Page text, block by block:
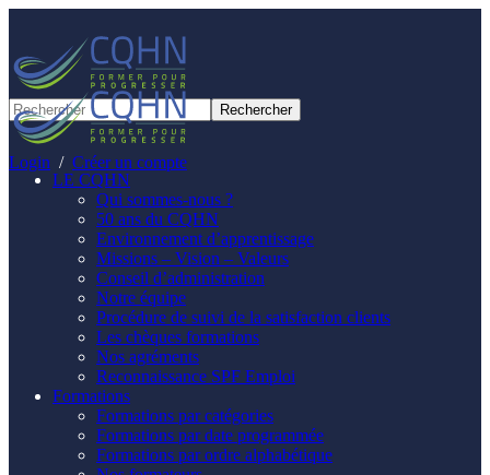
Login / Créer un compte
LE CQHN
Qui sommes-nous ?
50 ans du CQHN
Environnement d’apprentissage
Missions – Vision – Valeurs
Conseil d’administration
Notre équipe
Procédure de suivi de la satisfaction clients
Les chèques formations
Nos agréments
Reconnaissance SPF Emploi
Formations
Formations par catégories
Formations par date programmée
Formations par ordre alphabétique
Panneau de gestion des cookies